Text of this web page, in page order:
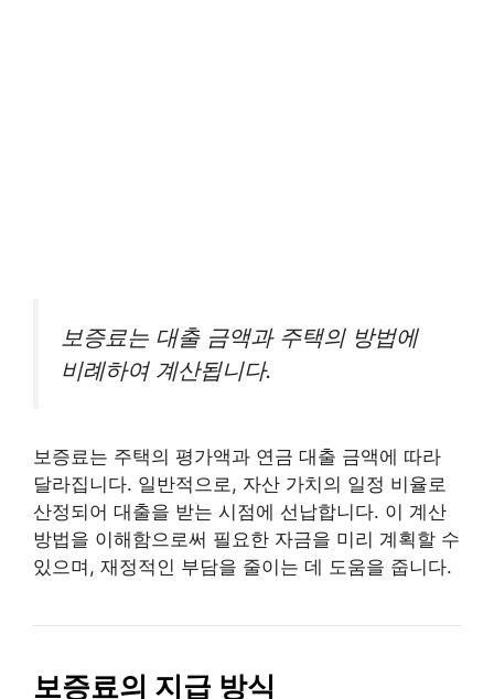
보증료는 대출 금액과 주택의 방법에
비례하여 계산됩니다.
보증료는 주택의 평가액과 연금 대출 금액에 따라
달라집니다. 일반적으로, 자산 가치의 일정 비율로
산정되어 대출을 받는 시점에 선납합니다. 이 계산
방법을 이해함으로써 필요한 자금을 미리 계획할 수
있으며, 재정적인 부담을 줄이는 데 도움을 줍니다.
보증료의 지급 방식